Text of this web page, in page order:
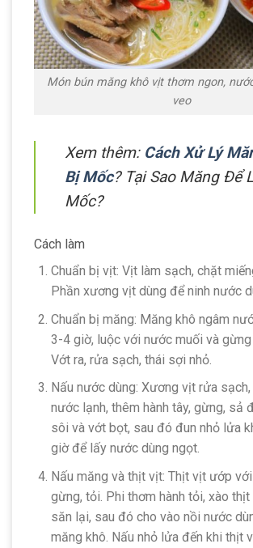
Món bún măng khô vịt thơm ngon,
veo
Xem thêm: Cách Xử Lý
Bị Mốc? Tại Sao Măng Để
Mốc?
Cách làm
Chuẩn bị vịt: Vịt làm sạch, chặt
Phần xương vịt dùng để ninh nước
Chuẩn bị măng: Măng khô ngâm
3-4 giờ, luộc với nước muối và gừng
Vớt ra, rửa sạch, thái sợi nhỏ.
Nấu nước dùng: Xương vịt rửa
nước lạnh, thêm hành tây, gừng, sả
sôi và vớt bọt, sau đó đun nhỏ lửa
giờ để lấy nước dùng ngọt.
Nấu măng và thịt vịt: Thịt vịt ướp
gừng, tỏi. Phi thơm hành tỏi, xào
săn lại, sau đó cho vào nồi nước
măng khô. Nấu nhỏ lửa đến khi thịt